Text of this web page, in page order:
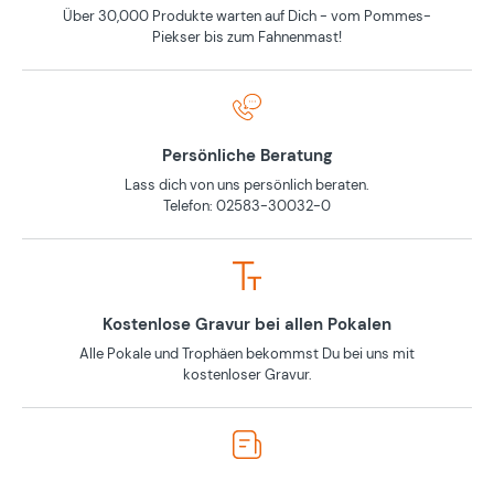
Über 30,000 Produkte warten auf Dich - vom Pommes-
Piekser bis zum Fahnenmast!
Persönliche Beratung
Lass dich von uns persönlich beraten.
Telefon: 02583-30032-0
Kostenlose Gravur bei allen Pokalen
Alle Pokale und Trophäen bekommst Du bei uns mit
kostenloser Gravur.